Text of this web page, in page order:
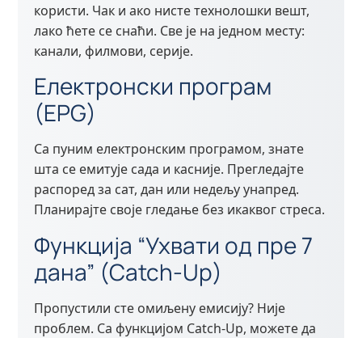
користи. Чак и ако нисте технолошки вешт,
лако ћете се снаћи. Све је на једном месту:
канали, филмови, серије.
Електронски програм
(EPG)
Са пуним електронским програмом, знате
шта се емитује сада и касније. Прегледајте
распоред за сат, дан или недељу унапред.
Планирајте своје гледање без икаквог стреса.
Функција “Ухвати од пре 7
дана” (Catch-Up)
Пропустили сте омиљену емисију? Није
проблем. Са функцијом Catch-Up, можете да